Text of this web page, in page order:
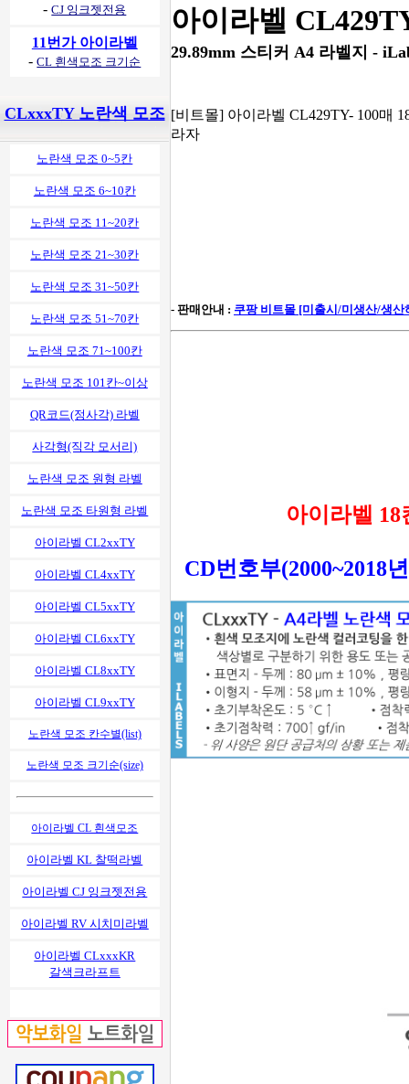
-CJ 잉크젯전용
11번가 아이라벨
-CL 흰색모조 크기순
CLxxxTY 노란색 모조
노란색 모조 0~5칸
노란색 모조 6~10칸
노란색 모조 11~20칸
노란색 모조 21~30칸
노란색 모조 31~50칸
노란색 모조 51~70칸
노란색 모조 71~100칸
노란색 모조 101칸~이상
QR코드(정사각) 라벨
사각형(직각 모서리)
노란색 모조 원형 라벨
노란색 모조 타원형 라벨
아이라벨 CL2xxTY
아이라벨 CL4xxTY
아이라벨 CL5xxTY
아이라벨 CL6xxTY
아이라벨 CL8xxTY
아이라벨 CL9xxTY
노란색 모조 칸수별(list)
노란색 모조 크기순(size)
아이라벨 CL 흰색모조
아이라벨 KL 찰떡라벨
아이라벨 CJ 잉크젯전용
아이라벨 RV 시치미라벨
아이라벨 CLxxxKR
갈색크라프트
아이라벨
29.89mm 스티커 A4 라벨지 -
[비트몰] 아이라벨 CL429TY- 100매
라자
- 판매안내 : 쿠팡 비트몰 [미출시/미생산/생
아이라벨
CD번호부(2000~2018